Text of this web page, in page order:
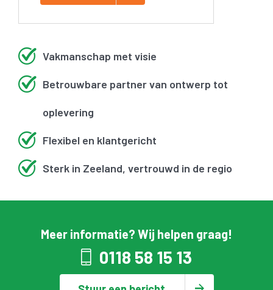
Vakmanschap met visie
Betrouwbare partner van ontwerp tot
oplevering
Flexibel en klantgericht
Sterk in Zeeland, vertrouwd in de regio
Meer informatie? Wij helpen graag!
0118 58 15 13